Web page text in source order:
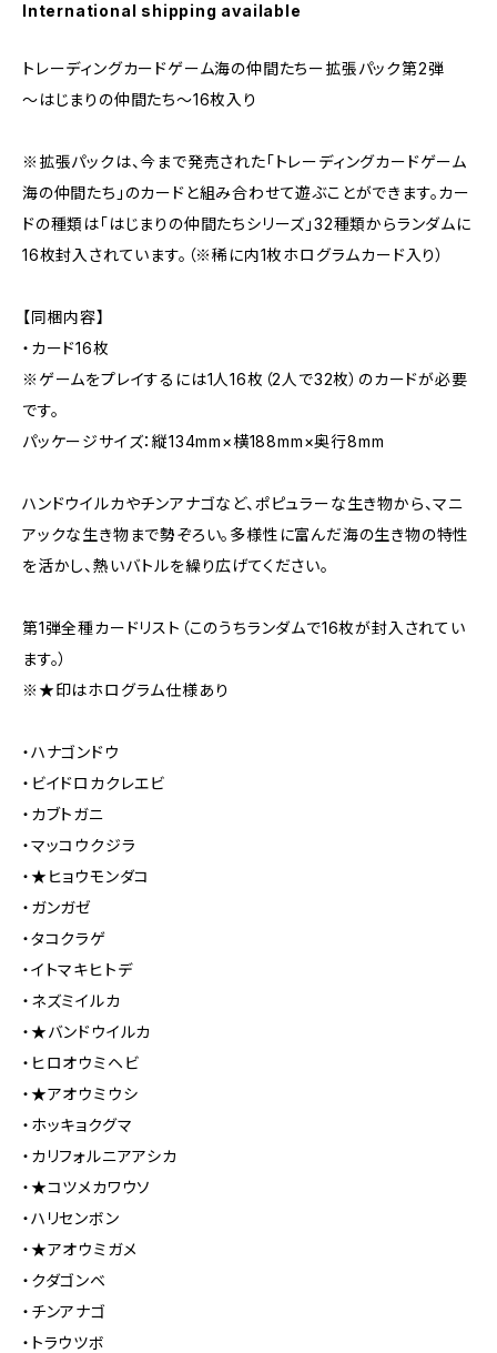
International shipping available
トレーディングカードゲーム海の仲間たちー拡張パック第2弾
～はじまりの仲間たち～16枚入り
※拡張パックは、今まで発売された「トレーディングカードゲーム
海の仲間たち」のカードと組み合わせて遊ぶことができます。カー
ドの種類は「はじまりの仲間たちシリーズ」32種類からランダムに
16枚封入されています。（※稀に内1枚ホログラムカード入り）
【同梱内容】
・カード16枚
※ゲームをプレイするには1人16枚（2人で32枚）のカードが必要
です。
パッケージサイズ：縦134mm×横188mm×奥行8mm
ハンドウイルカやチンアナゴなど、ポピュラーな生き物から、マニ
アックな生き物まで勢ぞろい。多様性に富んだ海の生き物の特性
を活かし、熱いバトルを繰り広げてください。
第1弾全種カードリスト（このうちランダムで16枚が封入されてい
ます。）
※★印はホログラム仕様あり
・ハナゴンドウ
・ビイドロカクレエビ
・カブトガニ
・マッコウクジラ
・★ヒョウモンダコ
・ガンガゼ
・タコクラゲ
・イトマキヒトデ
・ネズミイルカ
・★バンドウイルカ
・ヒロオウミヘビ
・★アオウミウシ
・ホッキョクグマ
・カリフォルニアアシカ
・★コツメカワウソ
・ハリセンボン
・★アオウミガメ
・クダゴンベ
・チンアナゴ
・トラウツボ